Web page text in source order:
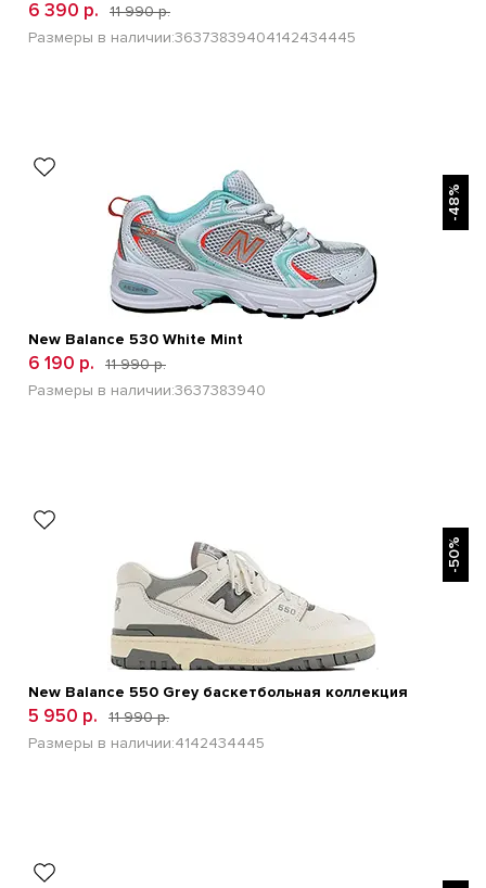
6 390 р.
11 990 р.
Размеры в наличии:36373839404142434445
БЫСТРЫЙ ПРОСМОТР
-48%
New Balance 530 White Mint
6 190 р.
11 990 р.
Размеры в наличии:3637383940
-50%
New Balance 550 Grey баскетбольная коллекция
5 950 р.
11 990 р.
Размеры в наличии:4142434445